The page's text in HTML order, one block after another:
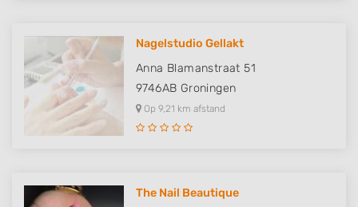
Nagelstudio Gellakt
Anna Blamanstraat 51
9746AB Groningen
Op 9,21 km afstand
The Nail Beautique